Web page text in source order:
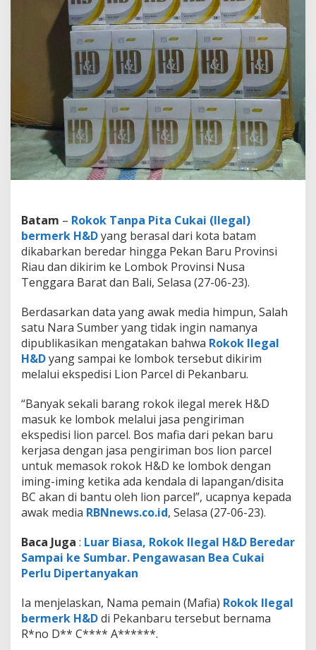
H
&
D
B
e
r
e
d
a
r
H
i
n
g
g
o
m
b
o
k
&
a
i
.
L
i
P
a
r
c
e
D
i
d
g
a
S
e
a
g
a
Batam – Rokok Tanpa Pita Cukai (Ilegal)
bermerk H&Dyang berasal dari kota batam
dikabarkan beredar hingga Pekan Baru Provinsi
Riau dan dikirim ke Lombok Provinsi Nusa
Tenggara Barat dan Bali, Selasa (27-06-23).
Berdasarkan data yang awak media himpun, Salah
satu Nara Sumber yang tidak ingin namanya
dipublikasikan mengatakan bahwa Rokok Ilegal
H&Dyang sampai ke lombok tersebut dikirim
melalui ekspedisi Lion Parcel di Pekanbaru.
“Banyak sekali barang rokok ilegal merek H&D
masuk ke lombok melalui jasa pengiriman
ekspedisi lion parcel. Bos mafia dari pekan baru
kerjasa dengan jasa pengiriman bos lion parcel
untuk memasok rokok H&D ke lombok dengan
iming-iming ketika ada kendala di lapangan/disita
BC akan di bantu oleh lion parcel”, ucapnya kepada
awak media RBNnews.co.id, Selasa (27-06-23).
Baca Juga : Luar Biasa, Rokok Ilegal H&D Beredar
Sampai ke Sumbar. Pengawasan Bea Cukai
Perlu Dipertanyakan
Ia menjelaskan, Nama pemain (Mafia) Rokok Ilegal
bermerk H&Ddi Pekanbaru tersebut bernama
R*no D** C**** A******.